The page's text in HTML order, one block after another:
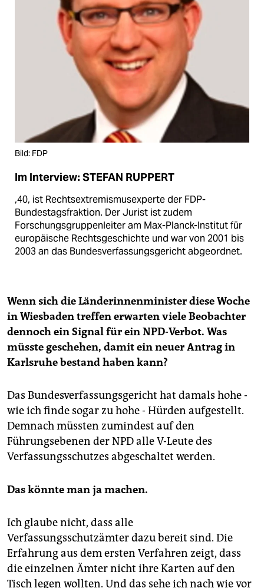
Bild: FDP
Im Interview: STEFAN RUPPERT
,40, ist Rechtsextremismusexperte der FDP-
Bundestagsfraktion. Der Jurist ist zudem
Forschungsgruppenleiter am Max-Planck-Institut für
europäische Rechtsgeschichte und war von 2001 bis
2003 an das Bundesverfassungsgericht abgeordnet.
Wenn sich die Länderinnenminister diese Woche
in Wiesbaden treffen erwarten viele Beobachter
dennoch ein Signal für ein NPD-Verbot. Was
müsste geschehen, damit ein neuer Antrag in
Karlsruhe bestand haben kann?
Das Bundesverfassungsgericht hat damals hohe -
wie ich finde sogar zu hohe - Hürden aufgestellt.
Demnach müssten zumindest auf den
Führungsebenen der NPD alle V-Leute des
Verfassungsschutzes abgeschaltet werden.
Das könnte man ja machen.
Ich glaube nicht, dass alle
Verfassungsschutzämter dazu bereit sind. Die
Erfahrung aus dem ersten Verfahren zeigt, dass
die einzelnen Ämter nicht ihre Karten auf den
Tisch legen wollten. Und das sehe ich nach wie vor